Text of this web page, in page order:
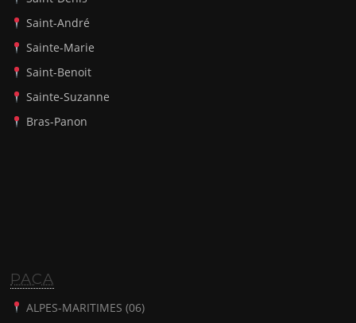
Saint-André
Sainte-Marie
Saint-Benoit
Sainte-Suzanne
Bras-Panon
PACA
ALPES-MARITIMES (06)